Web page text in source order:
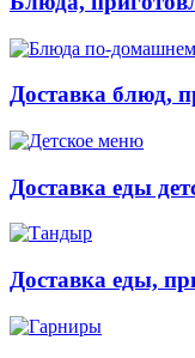
Доставка блюд,
Доставка еды
Доставка еды,